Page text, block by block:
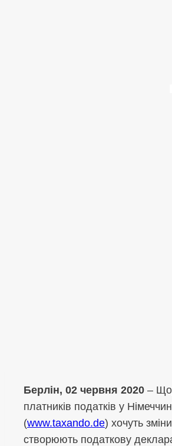
Берлін, 02 червня 2020 –
платників податків у
(www.taxando.de) хочуть
створюють податкову